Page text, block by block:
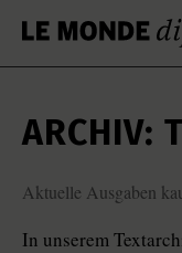
ARCHIV:
Aktuelle Ausgaben
In unserem